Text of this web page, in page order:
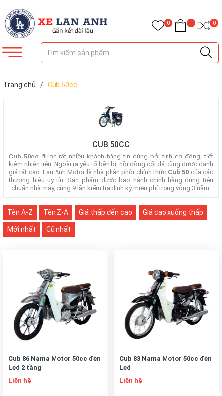
0 0
Trang chủ / Cub 50cc
CUB 50CC
Cub 50cc được rất nhiều khách hàng tin dùng bởi tính cơ động, tiết
kiệm nhiên liệu. Ngoài ra yếu tố bền bỉ, nồi đồng cối đá cũng được đánh
giá rất cao. Lan Anh Motor là nhà phân phối chính thức Cub 50 của các
thương hiệu uy tín. Sản phẩm được bảo hành chính hãng đúng tiêu
chuẩn nhà máy, cùng 9 lần kiểm tra định kỳ miễn phí trong vòng 3 năm.
Tên A-Z Tên Z-A Giá thấp đến cao Giá cao xuống thấp
Mới nhất Cũ nhất
Cub 86 Nama Motor 50cc đèn
Led 2 tầng
Liên hệ
Cub 83 Nama Motor 50cc đèn
Led
Liên hệ